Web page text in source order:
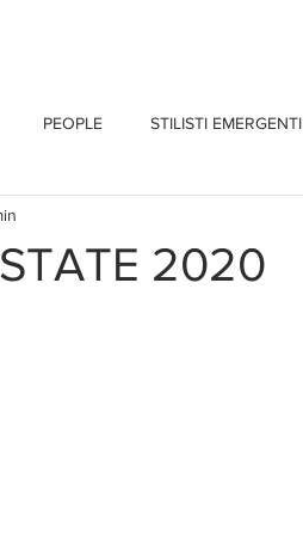
PEOPLE STILISTI EMERGENTI
2020